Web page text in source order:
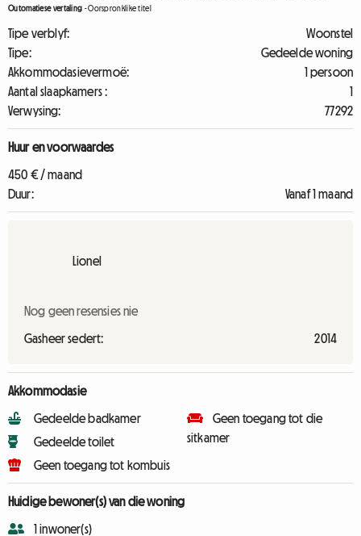
Outomatiese vertaling -Oorspronklike titel
Tipe verblyf:
Woonstel
Tipe:
Gedeelde woning
Akkommodasievermoë:
1 persoon
Aantal slaapkamers :
1
Verwysing:
77292
Huur en voorwaardes
450 € / maand
Duur:
Vanaf 1 maand
Lionel
Nog geen resensies nie
Gasheer sedert: 2014
Akkommodasie
Gedeelde badkamer
Gedeelde toilet
Geen toegang tot kombuis
Geen toegang tot die
sitkamer
Huidige bewoner(s) van die woning
1 inwoner(s)